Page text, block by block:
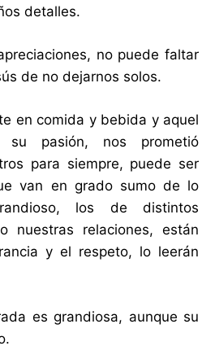
detalles.
no puede faltar
de no dejarnos solos.
en comida y bebida y aquel
su pasión, nos prometió
para siempre, puede ser
van en grado sumo de lo
los de distintos
nuestras relaciones, están
y el respeto, lo leerán
es grandiosa, aunque su